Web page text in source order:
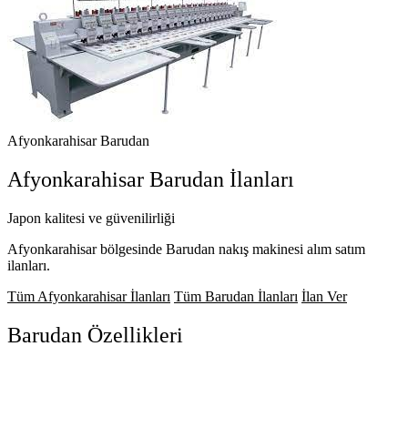
AfyonkarahisarBarudan
Afyonkarahisar Barudan İlanları
Japon kalitesi ve güvenilirliği
Afyonkarahisar bölgesinde Barudan nakış makinesi alım satım
ilanları.
Tüm Afyonkarahisar İlanları Tüm Barudan İlanları İlan Ver
Barudan Özellikleri